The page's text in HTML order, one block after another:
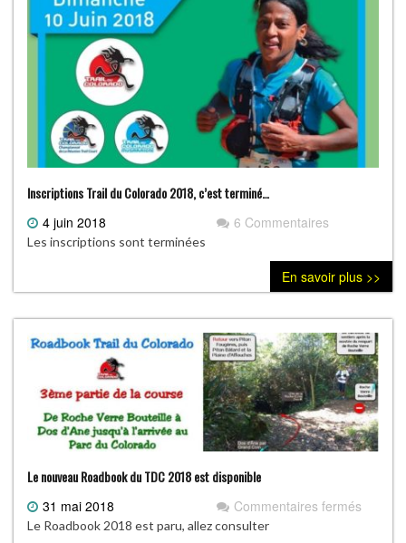
Inscriptions Trail du Colorado 2018, c’est terminé…
4 juin 2018 6 Commentaires
Les inscriptions sont terminées
En savoir plus >>
Le nouveau Roadbook du TDC 2018 est disponible
31 mai 2018 Commentaires fermés
Le Roadbook 2018 est paru, allez consulter